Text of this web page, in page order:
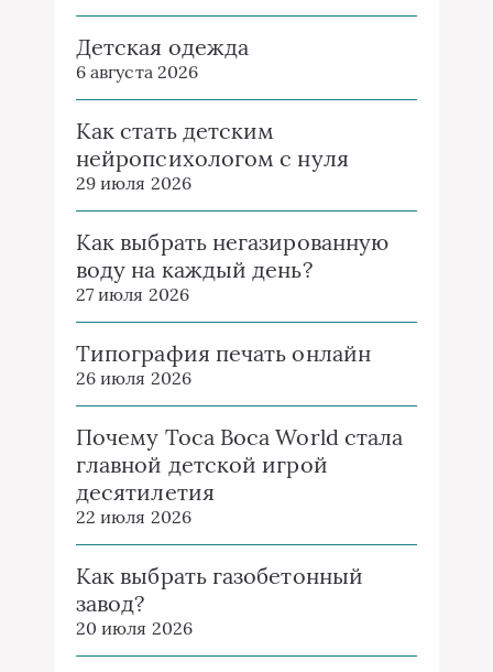
Детская одежда
6 августа 2026
Как стать детским
нейропсихологом с нуля
29 июля 2026
Как выбрать негазированную
воду на каждый день?
27 июля 2026
Типография печать онлайн
26 июля 2026
Почему Toca Boca World стала
главной детской игрой
десятилетия
22 июля 2026
Как выбрать газобетонный
завод?
20 июля 2026